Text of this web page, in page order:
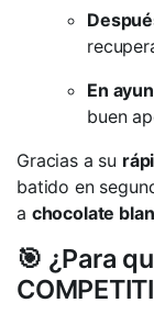
En
buen
Gracias a su
batido en
a chocolate
🎯 ¿Para